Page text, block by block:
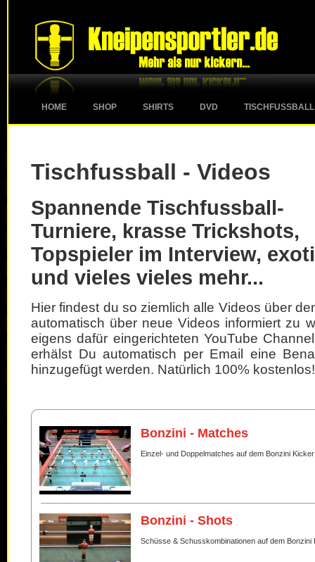
HOME SHOP SHIRTS DVD TISCHFUSSBALL
Tischfussball - Videos
Spannende Tischfussball-
Turniere, krasse Trickshots,
Topspieler im Interview,
und vieles vieles mehr...
Hier findest du so ziemlich alle Videos über
automatisch über neue Videos informiert zu
eigens dafür eingerichteten YouTube
erhälst Du automatisch per Email eine
hinzugefügt werden. Natürlich 100% kostenlos!
Bonzini - Matches
Einzel- und Doppelmatches auf dem Bonzini Kicker
Bonzini - Shots
Schüsse & Schusskombinationen auf dem Bonzini